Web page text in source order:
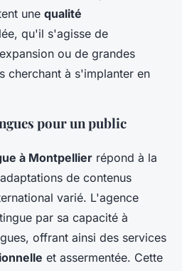
une qualité
qu'il s'agisse de
ou de grandes
cherchant à s'implanter en
pour un public
à Montpellier répond à la
de contenus
varié. L'agence
par sa capacité à
offrant ainsi des services
et assermentée. Cette